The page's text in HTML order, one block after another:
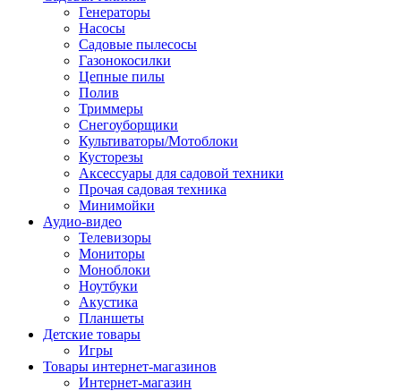
Генераторы
Насосы
Садовые пылесосы
Газонокосилки
Цепные пилы
Полив
Триммеры
Снегоуборщики
Культиваторы/Мотоблоки
Кусторезы
Аксессуары для садовой техники
Прочая садовая техника
Минимойки
Аудио-видео
Телевизоры
Мониторы
Моноблоки
Ноутбуки
Акустика
Планшеты
Детские товары
Игры
Товары интернет-магазинов
Интернет-магазин